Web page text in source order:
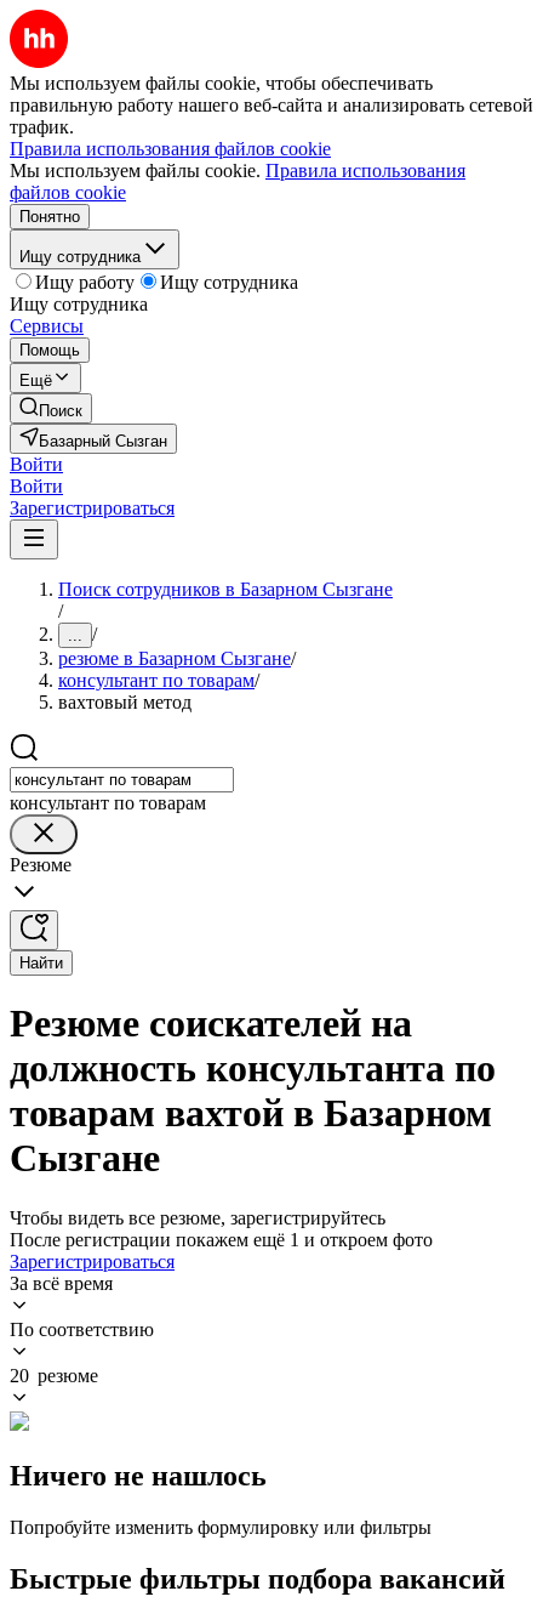
Мы используем файлы cookie, чтобы обеспечивать
правильную работу нашего веб-сайта и анализировать сетевой
трафик.
Правила использования файлов cookie
Мы используем файлы cookie. Правила использования
файлов cookie
Понятно
Ищу сотрудника
Ищу работу
Ищу сотрудника
Ищу сотрудника
Сервисы
Помощь
Ещё
Поиск
Базарный Сызган
Войти
Войти
Зарегистрироваться
Поиск сотрудников в Базарном Сызгане
/
... /
резюме в Базарном Сызгане/
консультант по товарам/
вахтовый метод
консультант по товарам
Резюме
Найти
Резюме соискателей на
должность консультанта по
товарам вахтой в Базарном
Сызгане
Чтобы видеть все резюме, зарегистрируйтесь
После регистрации покажем ещё 1 и откроем фото
Зарегистрироваться
За всё время
По соответствию
20 резюме
Ничего не нашлось
Попробуйте изменить формулировку или фильтры
Быстрые фильтры подбора вакансий